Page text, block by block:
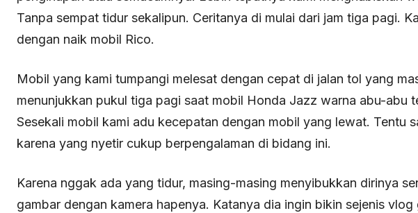
Tanpa sempat tidur sekalipun. Ceritanya di mulai dari jam tiga pagi.
dengan naik mobil Rico.
Mobil yang kami tumpangi melesat dengan cepat di jalan tol yang
menunjukkan pukul tiga pagi saat mobil Honda Jazz warna abu-abu
Sesekali mobil kami adu kecepatan dengan mobil yang lewat. Tentu
karena yang nyetir cukup berpengalaman di bidang ini.
Karena nggak ada yang tidur, masing-masing menyibukkan dirinya
gambar dengan kamera hapenya. Katanya dia ingin bikin sejenis